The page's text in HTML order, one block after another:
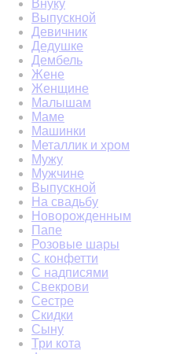
Внуку
Выпускной
Девичник
Дедушке
Дембель
Жене
Женщине
Малышам
Маме
Машинки
Металлик и хром
Мужу
Мужчине
Выпускной
На свадьбу
Новорожденным
Папе
Розовые шары
С конфетти
С надписями
Свекрови
Сестре
Скидки
Сыну
Три кота